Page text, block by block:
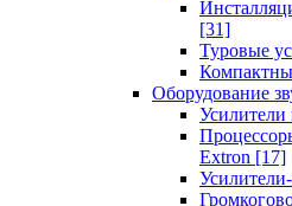
[31]
Туровые
Оборудование
Extron [17]